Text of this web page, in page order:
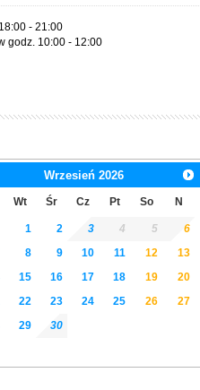
- 21:00
godz. 10:00 - 12:00
Wrzesień 2026
Wt Śr Cz Pt So N
1 2 3 4 5
6
8 9 10 11 12
13
15 16 17 18 19
20
22 23 24 25 26
27
29 30